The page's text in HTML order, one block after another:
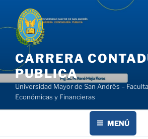
contenido
CARRERA
PUBLICA
Universidad Mayor de San Andrés –
Económicas y Financieras
MENÚ